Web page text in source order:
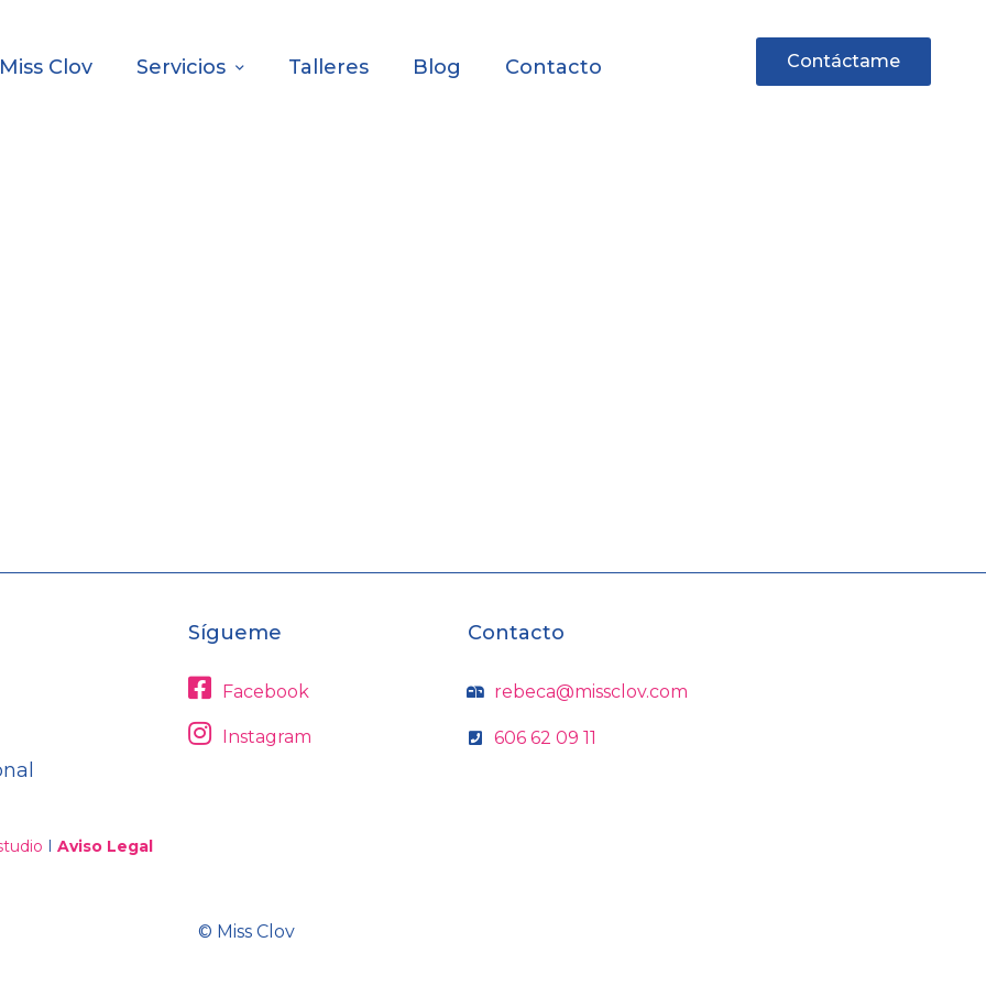
Clov Servicios Talleres Blog Contacto Contáctame
I Aviso Legal
Sígueme
Facebook
Instagram
Contacto
rebeca@missclov.com
606 62 09 11
© Miss Clov